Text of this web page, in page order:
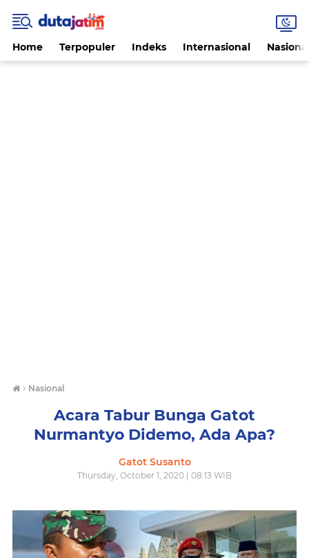
Home Terpopuler Indeks Internasional
› Nasional
Acara Tabur Bunga Gatot
Nurmantyo Didemo, Ada Apa?
Gatot Susanto
Thursday, October 1, 2020 | 08:13 WIB